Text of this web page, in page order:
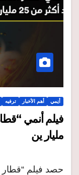
أنِمي أهم الأخبار ترفيه
مليار ين